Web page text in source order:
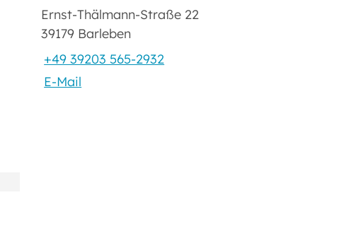
Ernst-Thälmann-Straße 22
39179 Barleben
+49 39203 565-2932
E-Mail